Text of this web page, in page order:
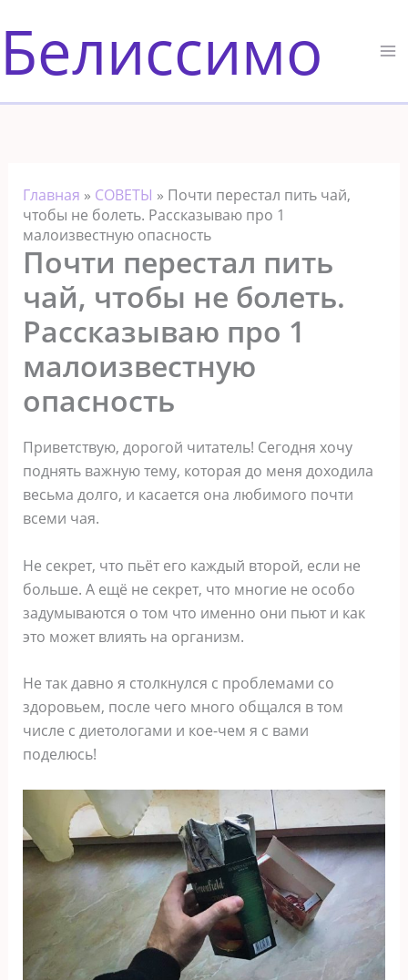
к
содержимому
Белиссимо
Главная » СОВЕТЫ » Почти перестал пить чай,
чтобы не болеть. Рассказываю про 1
малоизвестную опасность
Почти перестал пить
чай, чтобы не болеть.
Рассказываю про 1
малоизвестную
опасность
Приветствую, дорогой читатель! Сегодня хочу
поднять важную тему, которая до меня доходила
весьма долго, и касается она любимого почти
всеми чая.
Не секрет, что пьёт его каждый второй, если не
больше. А ещё не секрет, что многие не особо
задумываются о том что именно они пьют и как
это может влиять на организм.
Не так давно я столкнулся с проблемами со
здоровьем, после чего много общался в том
числе с диетологами и кое-чем я с вами
поделюсь!